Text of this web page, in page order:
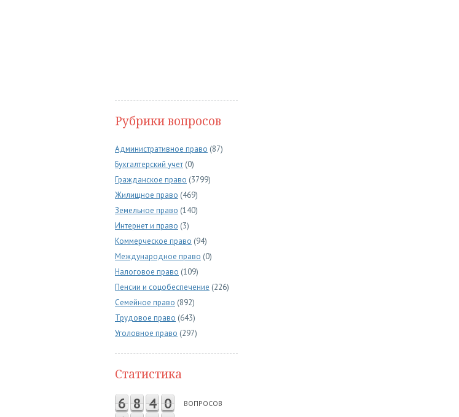
Рубрики вопросов
Административное право (87)
Бухгалтерский учет (0)
Гражданское право (3799)
Жилищное право (469)
Земельное право (140)
Интернет и право (3)
Коммерческое право (94)
Международное право (0)
Налоговое право (109)
Пенсии и соцобеспечение (226)
Семейное право (892)
Трудовое право (643)
Уголовное право (297)
Статистика
6 8 4 0 ВОПРОСОВ